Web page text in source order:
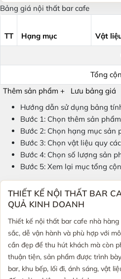
Bảng giá nội thất bar cafe
TT Hạng mục Vật
Tổng
Thêm sản phẩm +
Lưu bảng giá
Hướng dẫn sử dụng bảng
Bước 1: Chọn thêm sản
Bước 2: Chọn hạng mục sản
Bước 3: Chọn vật liệu quy
Bước 4: Chọn số lượng sản
Bước 5: Xem lại mục tổng
THIẾT KẾ NỘI THẤT BAR
QUẢ KINH DOANH
Thiết kế nội thất bar cafe nhà
sắc, dễ vận hành và phù hợp với
cần đẹp để thu hút khách mà còn
thuận tiện, sản phẩm được trình
bar, khu bếp, lối đi, ánh sáng, vật